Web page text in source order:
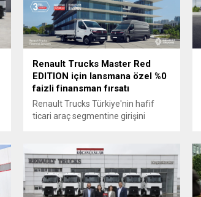
Renault Trucks Master Red
EDITION için lansmana özel %0
faizli finansman fırsatı
Renault Trucks Türkiye'nin hafif
ticari araç segmentine girişini
avantajıyla profesyonel
kullanıcılarla buluşuyor.